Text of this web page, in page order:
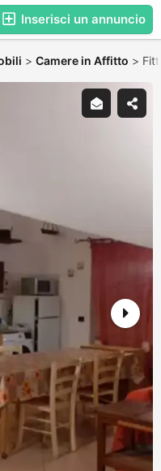
Inserisci un annuncio
> Camere in Affitto >